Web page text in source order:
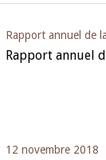
Rapport annuel de
Rapport annuel
12 novembre 2018